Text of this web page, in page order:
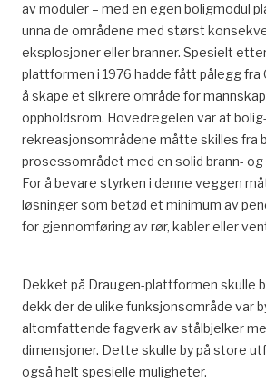
av moduler – med en egen boligmodul
unna de områdene med størst
eksplosjoner eller branner. Spesielt
plattformen i 1976 hadde fått pålegg
å skape et sikrere område for
oppholdsrom. Hovedregelen var at
rekreasjonsområdene måtte skilles fra
prosessområdet med en solid brann-
For å bevare styrken i denne veggen
løsninger som betød et minimum av
for gjennomføring av rør, kabler eller
Dekket på Draugen-plattformen skulle
dekk der de ulike funksjonsområde var
altomfattende fagverk av stålbjelker
dimensjoner. Dette skulle by på store
også helt spesielle muligheter.